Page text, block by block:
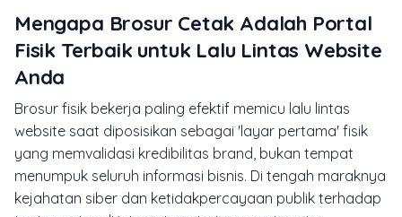
Mengapa Brosur Cetak Adalah Portal
Fisik Terbaik untuk Lalu Lintas Website
Anda
Brosur fisik bekerja paling efektif memicu lalu lintas
website saat diposisikan sebagai 'layar pertama' fisik
yang memvalidasi kredibilitas brand, bukan tempat
menumpuk seluruh informasi bisnis. Di tengah maraknya
kejahatan siber dan ketidakpercayaan publik terhadap